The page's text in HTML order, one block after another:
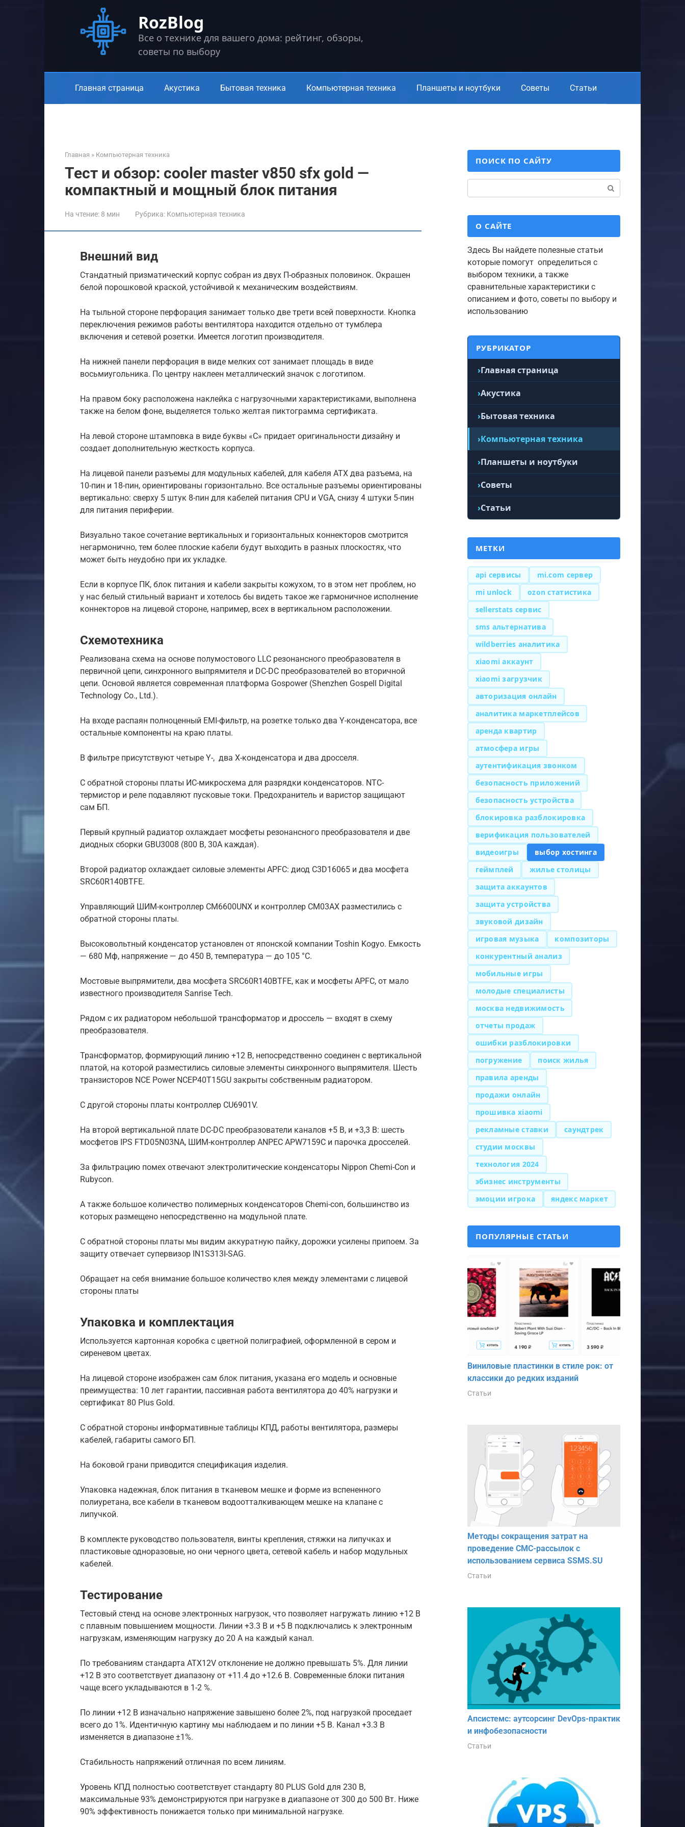
RozBlog
Все о технике для вашего дома: рейтинг, обзоры,
советы по выбору
Главная страница Акустика Бытовая техника Компьютерная техника Планшеты и ноутбуки Советы Статьи
Главная » Компьютерная техника
Тест и обзор: cooler master v850 sfx gold —
компактный и мощный блок питания
На чтение: 8 мин Рубрика: Компьютерная техника
Внешний вид
Стандатный призматический корпус собран из двух П-образных половинок. Окрашен
белой порошковой краской, устойчивой к механическим воздействиям.
На тыльной стороне перфорация занимает только две трети всей поверхности. Кнопка
переключения режимов работы вентилятора находится отдельно от тумблера
включения и сетевой розетки. Имеется логотип производителя.
На нижней панели перфорация в виде мелких сот занимает площадь в виде
восьмиугольника. По центру наклеен металлический значок с логотипом.
На правом боку расположена наклейка с нагрузочными характеристиками, выполнена
также на белом фоне, выделяется только желтая пиктограмма сертификата.
На левой стороне штамповка в виде буквы «С» придает оригинальности дизайну и
создает дополнительную жесткость корпуса.
На лицевой панели разъемы для модульных кабелей, для кабеля АТХ два разъема, на
10-пин и 18-пин, ориентированы горизонтально. Все остальные разъемы ориентированы
вертикально: сверху 5 штук 8-пин для кабелей питания CPU и VGA, снизу 4 штуки 5-пин
для питания периферии.
Визуально такое сочетание вертикальных и горизонтальных коннекторов смотрится
негармонично, тем более плоские кабели будут выходить в разных плоскостях, что
может быть неудобно при их укладке.
Если в корпусе ПК, блок питания и кабели закрыты кожухом, то в этом нет проблем, но
у нас белый стильный вариант и хотелось бы видеть такое же гармоничное исполнение
коннекторов на лицевой стороне, например, всех в вертикальном расположении.
Схемотехника
Реализована схема на основе полумостового LLC резонансного преобразователя в
первичной цепи, синхронного выпрямителя и DC-DC преобразователей во вторичной
цепи. Основой является современная платформа Gospower (Shenzhen Gospell Digital
Technology Co., Ltd.).
На входе распаян полноценный EMI-фильтр, на розетке только два Y-конденсатора, все
остальные компоненты на краю платы.
В фильтре присутствуют четыре Y-, два X-конденсатора и два дросселя.
С обратной стороны платы ИС-микросхема для разрядки конденсаторов. NTC-
термистор и реле подавляют пусковые токи. Предохранитель и варистор защищают
сам БП.
Первый крупный радиатор охлаждает мосфеты резонансного преобразователя и две
диодных сборки GBU3008 (800 В, 30А каждая).
Второй радиатор охлаждает силовые элементы APFC: диод C3D16065 и два мосфета
SRC60R140BTFE.
Управляющий ШИМ-контроллер CM6600UNX и контроллер CM03AX разместились с
обратной стороны платы.
Высоковольтный конденсатор установлен от японской компании Toshin Kogyo. Емкость
— 680 Мф, напряжение — до 450 В, температура — до 105 °С.
Мостовые выпрямители, два мосфета SRC60R140BTFE, как и мосфеты APFC, от мало
известного производителя Sanrise Tech.
Рядом с их радиатором небольшой трансформатор и дроссель — входят в схему
преобразователя.
Трансформатор, формирующий линию +12 В, непосредственно соединен с вертикальной
платой, на которой разместились силовые элементы синхронного выпрямителя. Шесть
транзисторов NCE Power NCEP40T15GU закрыты собственным радиатором.
С другой стороны платы контроллер CU6901V.
На второй вертикальной плате DC-DC преобразователи каналов +5 В, и +3,3 В: шесть
мосфетов IPS FTD05N03NA, ШИМ-контроллер ANPEC APW7159C и парочка дросселей.
За фильтрацию помех отвечают электролитические конденсаторы Nippon Chemi-Con и
Rubycon.
А также большое количество полимерных конденсаторов Chemi-con, большинство из
которых размещено непосредственно на модульной плате.
С обратной стороны платы мы видим аккуратную пайку, дорожки усилены припоем. За
защиту отвечает супервизор IN1S313I-SAG.
Обращает на себя внимание большое количество клея между элементами с лицевой
стороны платы
Упаковка и комплектация
Используется картонная коробка с цветной полиграфией, оформленной в сером и
сиреневом цветах.
На лицевой стороне изображен сам блок питания, указана его модель и основные
преимущества: 10 лет гарантии, пассивная работа вентилятора до 40% нагрузки и
сертификат 80 Plus Gold.
С обратной стороны информативные таблицы КПД, работы вентилятора, размеры
кабелей, габариты самого БП.
На боковой грани приводится спецификация изделия.
Упаковка надежная, блок питания в тканевом мешке и форме из вспененного
полиуретана, все кабели в тканевом водоотталкивающем мешке на клапане с
липучкой.
В комплекте руководство пользователя, винты крепления, стяжки на липучках и
пластиковые одноразовые, но они черного цвета, сетевой кабель и набор модульных
кабелей.
Тестирование
Тестовый стенд на основе электронных нагрузок, что позволяет нагружать линию +12 В
с плавным повышением мощности. Линии +3.3 В и +5 В подключались к электронным
нагрузкам, изменяющим нагрузку до 20 А на каждый канал.
По требованиям стандарта ATX12V отклонение не должно превышать 5%. Для линии
+12 В это соответствует диапазону от +11.4 до +12.6 В. Современные блоки питания
чаще всего укладываются в 1-2 %.
По линии +12 В изначально напряжение завышено более 2%, под нагрузкой проседает
всего до 1%. Идентичную картину мы наблюдаем и по линии +5 В. Канал +3.3 В
изменяется в диапазоне ±1%.
Стабильность напряжений отличная по всем линиям.
Уровень КПД полностью соответствует стандарту 80 PLUS Gold для 230 В,
максимальные 93% демонстрируются при нагрузке в диапазоне от 300 до 500 Вт. Ниже
90% эффективность понижается только при минимальной нагрузке.
ПОИСК ПО САЙТУ
О САЙТЕ
Здесь Вы найдете полезные статьи
которые помогут определиться с
выбором техники, а также
сравнительные характеристики с
описанием и фото, советы по выбору и
использованию
РУБРИКАТОР
Главная страница
Акустика
Бытовая техника
Компьютерная техника
Планшеты и ноутбуки
Советы
Статьи
МЕТКИ
api сервисы
mi.com сервер
mi unlock
ozon статистика
sellerstats сервис
sms альтернатива
wildberries аналитика
xiaomi аккаунт
xiaomi загрузчик
авторизация онлайн
аналитика маркетплейсов
аренда квартир
атмосфера игры
аутентификация звонком
безопасность приложений
безопасность устройства
блокировка разблокировка
верификация пользователей
видеоигры
выбор хостинга
геймплей
жилье столицы
защита аккаунтов
защита устройства
звуковой дизайн
игровая музыка
композиторы
конкурентный анализ
мобильные игры
молодые специалисты
москва недвижимость
отчеты продаж
ошибки разблокировки
погружение
поиск жилья
правила аренды
продажи онлайн
прошивка xiaomi
рекламные ставки
саундтрек
студии москвы
технология 2024
эбизнес инструменты
эмоции игрока
яндекс маркет
ПОПУЛЯРНЫЕ СТАТЬИ
Виниловые пластинки в стиле рок: от
классики до редких изданий
Статьи
Методы сокращения затрат на
проведение СМС-рассылок с
использованием сервиса SSMS.SU
Статьи
Апсистемс: аутсорсинг DevOps-практик
и инфобезопасности
Статьи